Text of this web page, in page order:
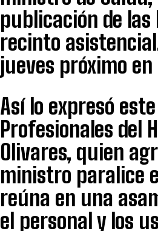
publicación de las
recinto
jueves próximo
Así lo expresó
Profesionales del
Olivares, quien
ministro paralice
reúna en una
el personal y los